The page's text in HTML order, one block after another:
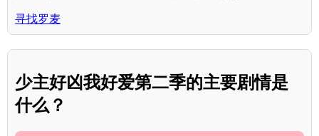
寻找罗麦
少主好凶我好爱第二季的主要剧情是
什么？